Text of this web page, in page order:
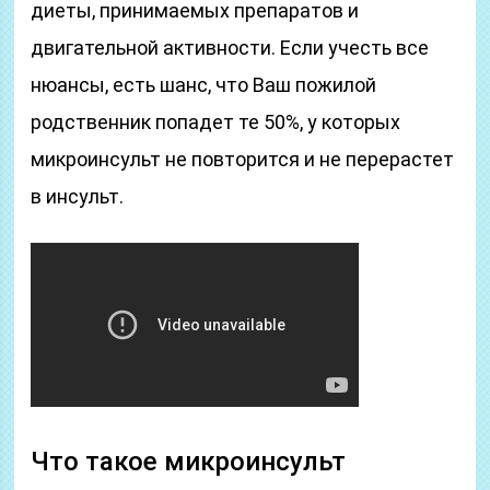
диеты, принимаемых препаратов и
двигательной активности. Если учесть все
нюансы, есть шанс, что Ваш пожилой
родственник попадет те 50%, у которых
микроинсульт не повторится и не перерастет
в инсульт.
Что такое микроинсульт